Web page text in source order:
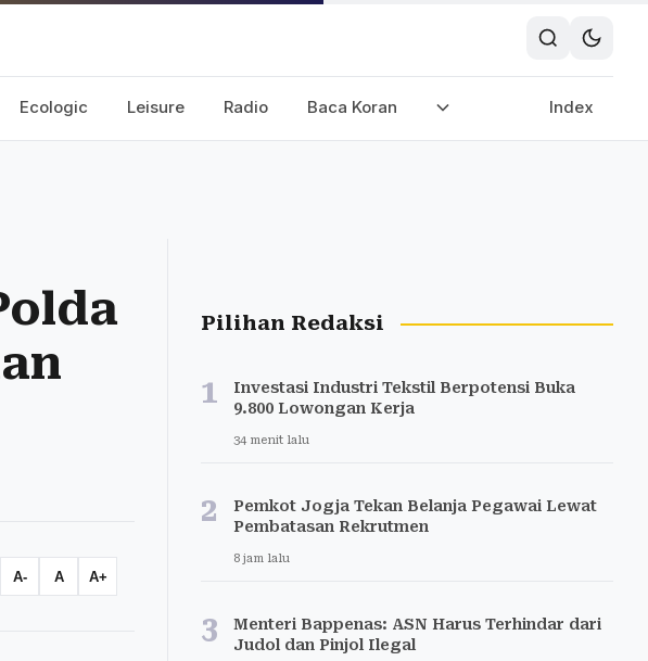
Ecologic Leisure Radio Baca Koran Index
A- A A+
Pilihan Redaksi
1
Investasi Industri Tekstil Berpotensi Buka
9.800 Lowongan Kerja
34 menit lalu
2
Pemkot Jogja Tekan Belanja Pegawai Lewat
Pembatasan Rekrutmen
8 jam lalu
3
Menteri Bappenas: ASN Harus Terhindar dari
Judol dan Pinjol Ilegal